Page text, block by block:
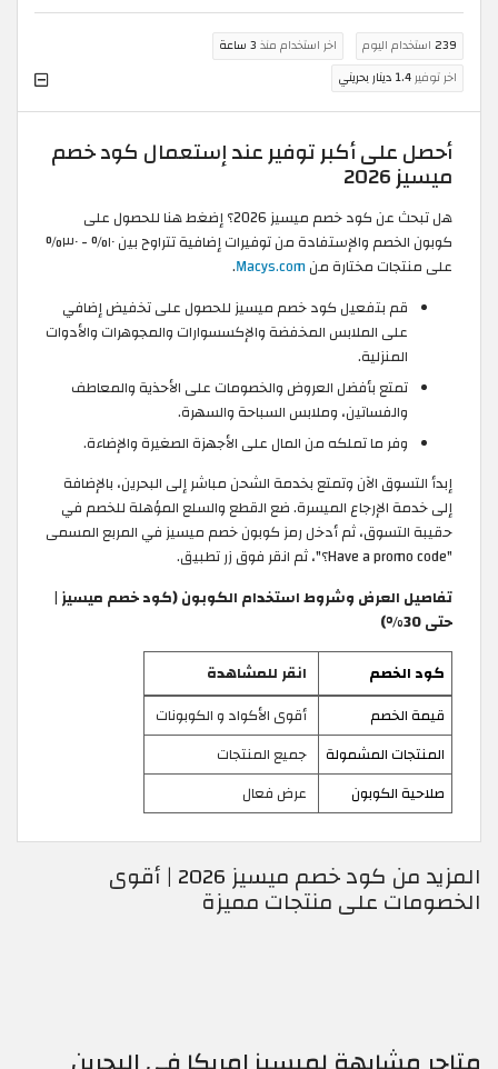
239 استخدام اليوم اخر استخدام منذ 3 ساعة
اخر توفير1.4 دينار بحريني
أحصل على أكبر توفير عند إستعمال كود خصم
ميسيز 2026
هل تبحث عن كود خصم ميسيز 2026؟ إضغط هنا للحصول على
كوبون الخصم والإستفادة من توفيرات إضافية تتراوح بين ١٠% - ٣٠%
على منتجات مختارة من Macys.com
.
قم بتفعيل كود خصم ميسيز للحصول على تخفيض إضافي
على الملابس المخفضة والإكسسوارات والمجوهرات والأدوات
المنزلية.
تمتع بأفضل العروض والخصومات على الأحذية والمعاطف
والفساتين، وملابس السباحة والسهرة.
وفر ما تملكه من المال على الأجهزة الصغيرة والإضاءة.
إبدأ التسوق الآن وتمتع بخدمة الشحن مباشر إلى البحرين، بالإضافة
إلى خدمة الإرجاع الميسرة. ضع القطع والسلع المؤهلة للخصم في
حقيبة التسوق، ثم أدخل رمز كوبون خصم ميسيز في المربع المسمى
"Have a promo code؟"، ثم انقر فوق زر تطبيق.
تفاصيل العرض وشروط استخدام الكوبون (كود خصم ميسيز |
حتى 30%)
كود الخصم
انقر للمشاهدة
قيمة الخصم
أقوى الأكواد و الكوبونات
المنتجات المشمولة
جميع المنتجات
صلاحية الكوبون
عرض فعال
المزيد من كود خصم ميسيز 2026 | أقوى
الخصومات على منتجات مميزة